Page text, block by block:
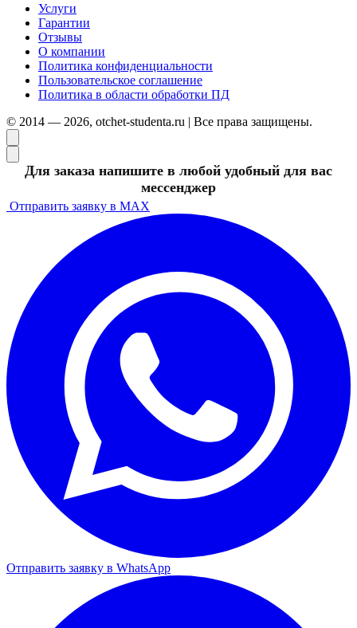
Услуги
Гарантии
Отзывы
О компании
Политика конфиденциальности
Пользовательское соглашение
Политика в области обработки ПД
© 2014 — 2026, otchet-studenta.ru | Все права защищены.
Для заказа напишите в любой удобный для вас
мессенджер
Отправить заявку в MAX
Отправить заявку в WhatsApp